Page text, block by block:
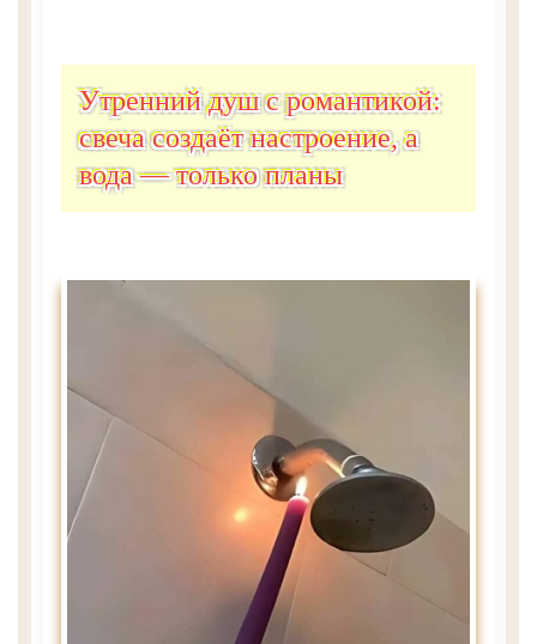
Утренний душ с романтикой:
свеча создаёт настроение, а
вода — только планы